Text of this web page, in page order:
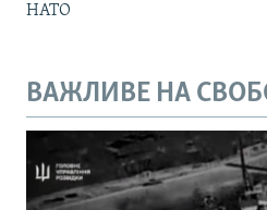
НАТО
ВАЖЛИВЕ НА